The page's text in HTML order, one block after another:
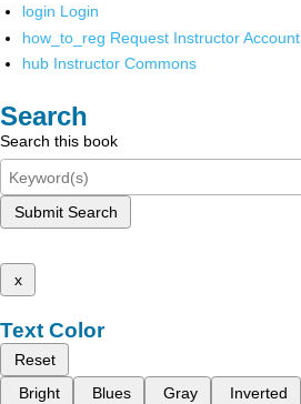
login Login
how_to_reg Request Instructor Account
hub Instructor Commons
Search
Search this book
Submit Search
x
Text Color
Reset
Bright
Blues Gray Inverted